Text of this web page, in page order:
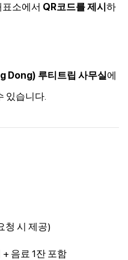
소에서 QR코드를 제시하
Dong) 루티트립 사무실에
있습니다.
청 시 제공)
+ 음료 1잔 포함